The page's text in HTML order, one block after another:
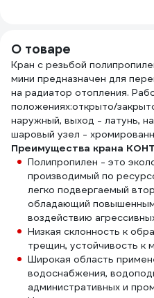
О товаре
Кран с резьбой
мини предназначен для
на радиатор отопления.
положениях:открыто/
наружный, выход - латунь,
шаровый узел -
Преимущества крана
Полипропилен - это
производимый по
легко подвергаемый
обладающий
воздействию
Низкая склонность к
трещин, устойчивость к
Широкая область
водоснабжения,
административных и